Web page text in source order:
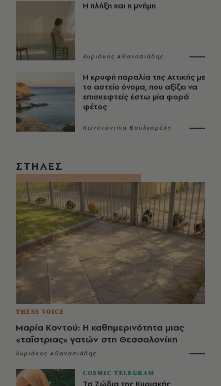
Η πλήξη και η μνήμη
Κυριάκος Αθανασιάδης
Η κρυφή παραλία της Αττικής με
το αστείο όνομα, που αξίζει να
επισκεφτείς έστω μία φορά
φέτος
Κωνσταντίνα Βουλγαρέλη
ΣΤΗΛΕΣ
THESS VOICE
Μαρία Κοντού: Η καθημερινότητα μιας
«ταΐστριας» γατών στη Θεσσαλονίκη
Κυριάκος Αθανασιάδης
COSMIC TELEGRAM
Τα Ζώδια της Κυριακής